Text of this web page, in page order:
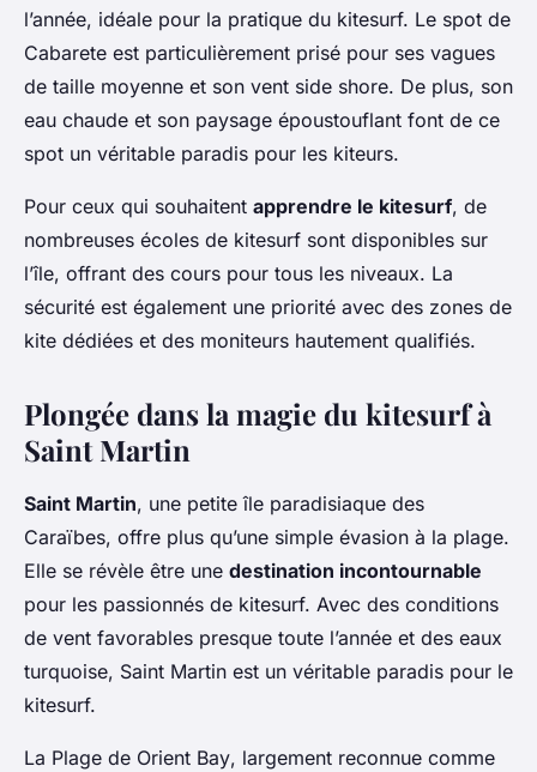
l’année, idéale pour la pratique du kitesurf. Le spot de
Cabarete est particulièrement prisé pour ses vagues
de taille moyenne et son vent side shore. De plus, son
eau chaude et son paysage époustouflant font de ce
spot un véritable paradis pour les kiteurs.
Pour ceux qui souhaitent apprendre le kitesurf, de
nombreuses écoles de kitesurf sont disponibles sur
l’île, offrant des cours pour tous les niveaux. La
sécurité est également une priorité avec des zones de
kite dédiées et des moniteurs hautement qualifiés.
Plongée dans la magie du kitesurf à
Saint Martin
Saint Martin, une petite île paradisiaque des
Caraïbes, offre plus qu’une simple évasion à la plage.
Elle se révèle être une destination incontournable
pour les passionnés de kitesurf. Avec des conditions
de vent favorables presque toute l’année et des eaux
turquoise, Saint Martin est un véritable paradis pour le
kitesurf.
La Plage de Orient Bay, largement reconnue comme